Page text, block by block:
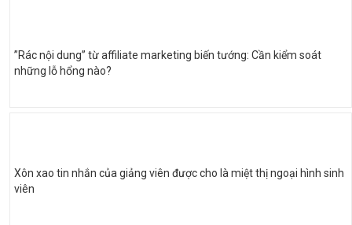
”Rác nội dung” từ affiliate marketing biến tướng: Cần kiểm soát
những lỗ hổng nào?
Xôn xao tin nhắn của giảng viên được cho là miệt thị ngoại hình sinh
viên